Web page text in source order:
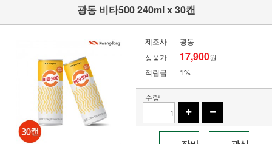
광동 비타500 240ml x 30캔
제조사
광동
상품가
17,900원
적립금
1%
수량